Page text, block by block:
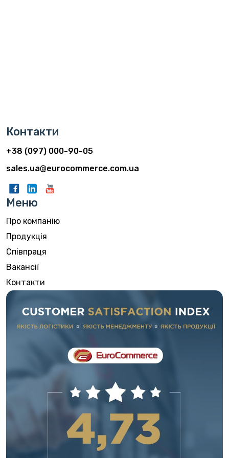
Контакти
+38 (097) 000-90-05
sales.ua@eurocommerce.com.ua
Меню
Про компанію
Продукція
Співпраця
Вакансії
Контакти